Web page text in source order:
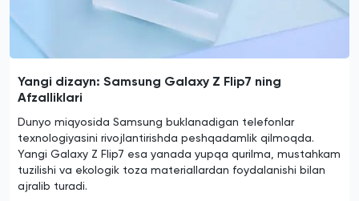
Yangi dizayn: Samsung Galaxy Z Flip7 ning
Afzalliklari
Dunyo miqyosida Samsung buklanadigan telefonlar
texnologiyasini rivojlantirishda peshqadamlik qilmoqda.
Yangi Galaxy Z Flip7 esa yanada yupqa qurilma, mustahkam
tuzilishi va ekologik toza materiallardan foydalanishi bilan
ajralib turadi.